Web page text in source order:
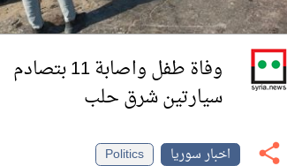
وفاة طفل واصابة 11 بتصادم
سيارتين شرق حلب
اخبار سوريا
Politics